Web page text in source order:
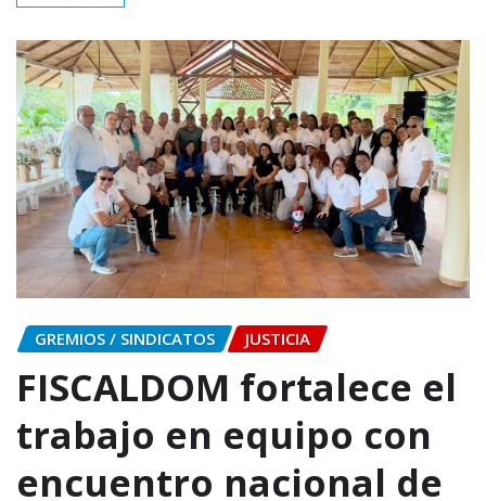
GREMIOS / SINDICATOS JUSTICIA
FISCALDOM fortalece el
trabajo en equipo con
encuentro nacional de